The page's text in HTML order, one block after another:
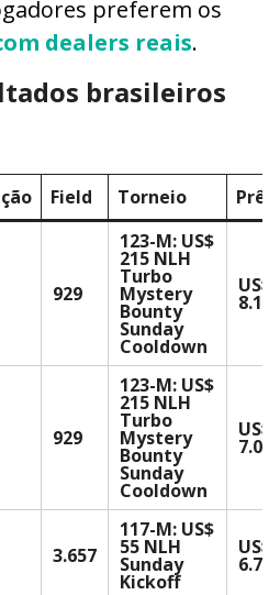
preferem os
dealers reais.
brasileiros
Field Torneio
929
123-M: US$
215 NLH
Turbo
Mystery
Bounty
Sunday
Cooldown
US$
929
123-M: US$
215 NLH
Turbo
Mystery
Bounty
Sunday
Cooldown
US$
3.657
117-M: US$
55 NLH
Sunday
Kickoff
US$